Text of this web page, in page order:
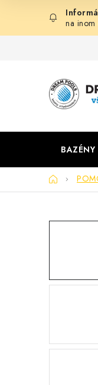
obsah
na inom
BAZÉNY
Domov